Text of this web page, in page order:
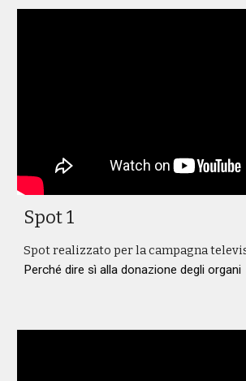
Spot 1
Spot realizzato per la campagna
Perché dire sì alla donazione degli organi